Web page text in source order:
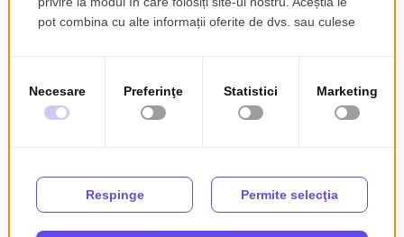
apartamente de vânzare, apartamente
de închiriat, case de vânzare și case